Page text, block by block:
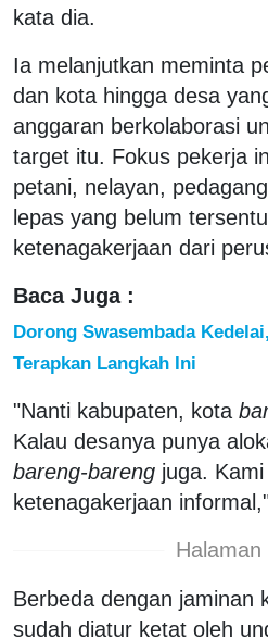
kata dia.
Ia melanjutkan meminta
dan kota hingga desa
anggaran berkolaborasi
target itu. Fokus pekerja
petani, nelayan,
lepas yang belum
ketenagakerjaan dari
Baca Juga :
Dorong Swasembada
Terapkan Langkah Ini
"Nanti kabupaten, kota
Kalau desanya punya
bareng-bareng juga.
ketenagakerjaan
Halaman
Berbeda dengan jaminan
sudah diatur ketat oleh